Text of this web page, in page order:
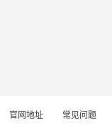
官网地址 常见问题